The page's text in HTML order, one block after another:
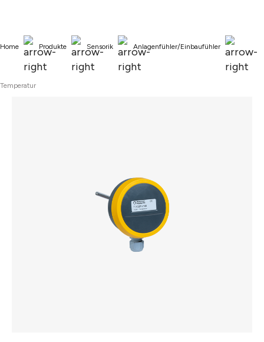
Home Produkte Sensorik Anlagenfühler/Einbaufühler
Temperatur